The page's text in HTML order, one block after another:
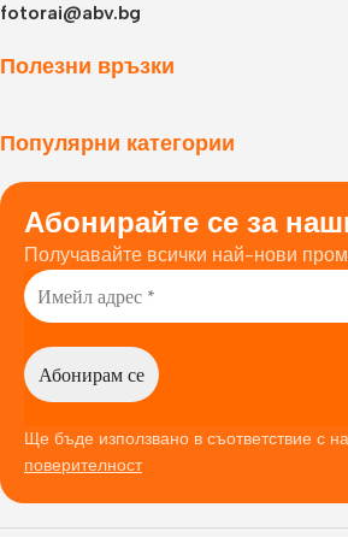
fotorai@abv.bg
Полезни връзки
Популярни категории
Абонирайте се за
Получавайте всички най-нови
Ще бъде използвано в съответствие с
поверителност